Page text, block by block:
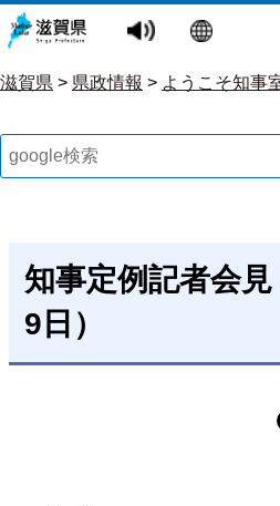
滋賀県 > 県政情報 > ようこそ知事
知事定例記者会
9日）